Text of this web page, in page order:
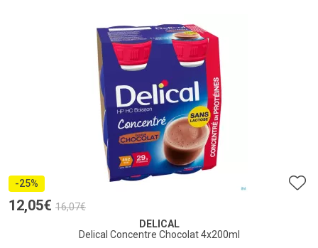
-25%
12,05€ 16,07€
DELICAL
Delical Concentre Chocolat 4x200ml